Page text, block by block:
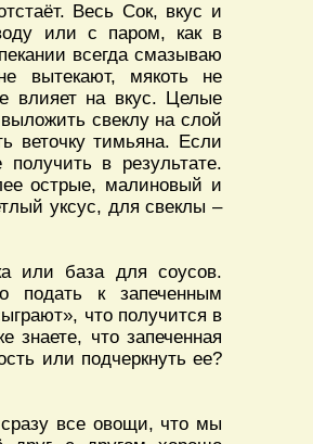
Весь Сок, вкус и
или с паром, как в
всегда смазываю
вытекают, мякоть не
влияет на вкус. Целые
свеклу на слой
веточку тимьяна. Если
в результате.
острые, малиновый и
уксус, для свеклы –
или база для соусов.
подать к запеченным
что получится в
знаете, что запеченная
или подчеркнуть ее?
все овощи, что мы